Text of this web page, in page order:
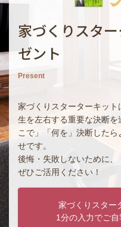
家づくりスタ
ゼント
Present
家づくりスターターキッ
生を左右する重要な決断
こで」「何を」決断した
せです。
後悔・失敗しないために
ぜひご活用ください！
家づくりスター
1分の入力でご